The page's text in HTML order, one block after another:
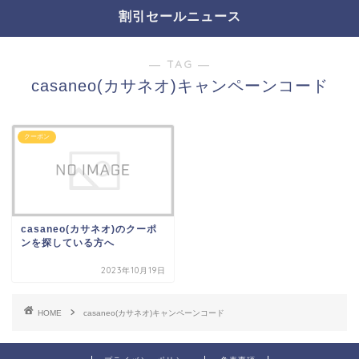
割引セールニュース
― TAG ―
casaneo(カサネオ)キャンペーンコード
クーポン
casaneo(カサネオ)のクーポ
ンを探している方へ
2023年10月19日
HOME casaneo(カサネオ)キャンペーンコード